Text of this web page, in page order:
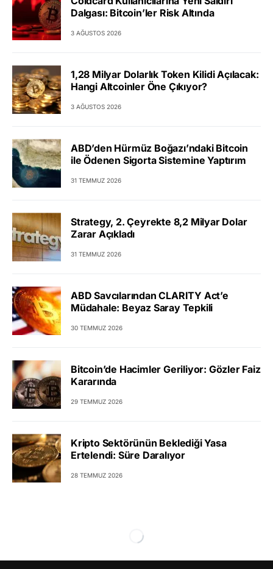
Dalgası: Bitcoin’ler Risk Altında
3 AĞUSTOS 2026
1,28 Milyar Dolarlık Token Kilidi Açılacak:
Hangi Altcoinler Öne Çıkıyor?
3 AĞUSTOS 2026
ABD’den Hürmüz Boğazı’ndaki Bitcoin
ile Ödenen Sigorta Sistemine Yaptırım
31 TEMMUZ 2026
Strategy, 2. Çeyrekte 8,2 Milyar Dolar
Zarar Açıkladı
31 TEMMUZ 2026
ABD Savcılarından CLARITY Act’e
Müdahale: Beyaz Saray Tepkili
30 TEMMUZ 2026
Bitcoin’de Hacimler Geriliyor: Gözler Faiz
Kararında
29 TEMMUZ 2026
Kripto Sektörünün Beklediği Yasa
Ertelendi: Süre Daralıyor
28 TEMMUZ 2026